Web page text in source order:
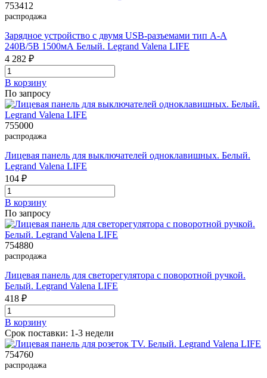
753412
распродажа
Зарядное устройство с двумя USB-разъемами тип А-А
240В/5В 1500мА Белый. Legrand Valena LIFE
4 282 ₽
В корзинy
По запросу
755000
распродажа
Лицевая панель для выключателей одноклавишных. Белый.
Legrand Valena LIFE
104 ₽
В корзинy
По запросу
754880
распродажа
Лицевая панель для светорегулятора с поворотной ручкой.
Белый. Legrand Valena LIFE
418 ₽
В корзинy
Срок поставки: 1-3 недели
754760
распродажа